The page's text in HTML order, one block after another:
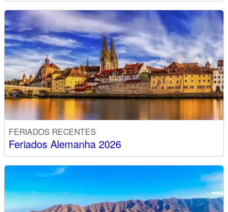
FERIADOS RECENTES
Feriados Alemanha 2026